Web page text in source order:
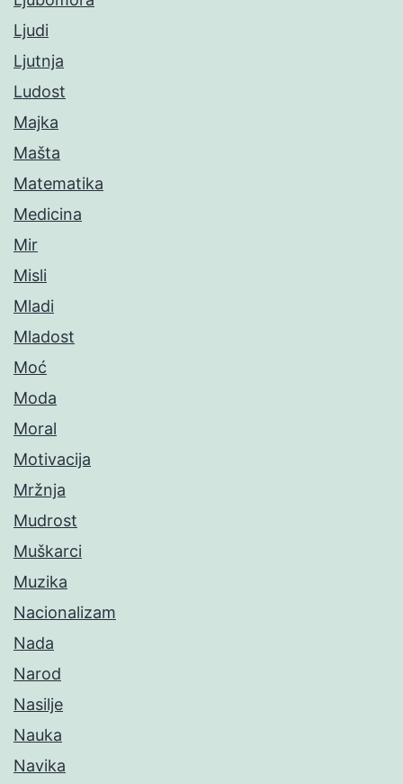
Ljudi
Ljutnja
Ludost
Majka
Mašta
Matematika
Medicina
Mir
Misli
Mladi
Mladost
Moć
Moda
Moral
Motivacija
Mržnja
Mudrost
Muškarci
Muzika
Nacionalizam
Nada
Narod
Nasilje
Nauka
Navika